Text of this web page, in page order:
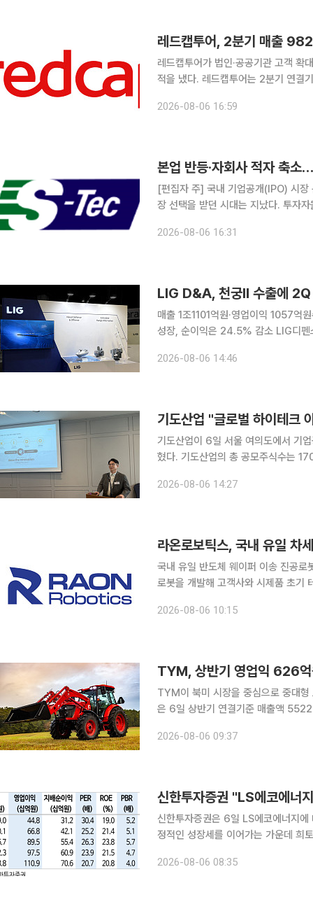
레드캡투어, 2분기 매출
레드캡투어가 법인·공공기관 고객 확
적을 냈다. 레드캡투어는 2분기 연결기준 매출액 982억원과 영업이익 157억원을 기록했다고 6일
2026-08-06 16:59
[편집자 주] 국내 기업공개(IPO) 시장
장 선택을 받던 시대는 지났다. 투자
섰다. 본지는 상장을 앞둔 기업의 기
2026-08-06 16:31
LIG D&A, 천궁Ⅱ 수출에
매출 1조1101억원·영업이익 1057
성장, 순이익은 24.5% 감소 LIG디펜스앤에어로스페이스(LIG D&A)가 천궁Ⅱ 수출과 국내 양산 사
기준 매출 1조1101억원, 영업이익
2026-08-06 14:46
기도산업 "글로벌 하이테크
기도산업이 6일 서울 여의도에서 기
혔다. 기도산업의 총 공모주식수는 170만주이며, 1주당 공모 희망가 범위는 2만4800원~2만
자를 대상으로 수요예측을 진행했으
2026-08-06 14:27
라온로보틱스, 국내 유일 차
국내 유일 반도체 웨이퍼 이송 진공로
로봇을 개발해 고객사와 시제품 초기
2026-08-06 10:15
TYM, 상반기 영업익 626
TYM이 북미 시장을 중심으로 중대형
은 6일 상반기 연결기준 매출액 5522억
영업이익률과 순이익률은 각각
2026-08-06 09:37
신한투자증권 "LS에코에너
신한투자증권은 6일 LS에코에너지
정적인 성장세를 이어가는 가운데 희
을 반영해 기존 10만5000원에서 7
2026-08-06 08:35